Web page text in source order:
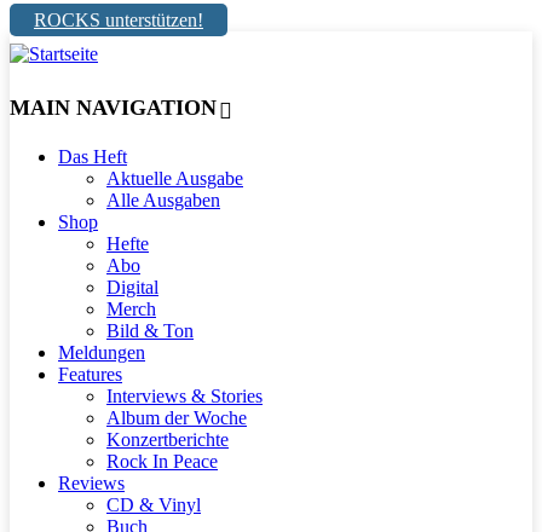
ROCKS unterstützen!
MAIN NAVIGATION
Das Heft
Aktuelle Ausgabe
Alle Ausgaben
Shop
Hefte
Abo
Digital
Merch
Bild & Ton
Meldungen
Features
Interviews & Stories
Album der Woche
Konzertberichte
Rock In Peace
Reviews
CD & Vinyl
Buch